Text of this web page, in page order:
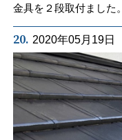
金具を２段取付ました。
20. 2020年05月19日